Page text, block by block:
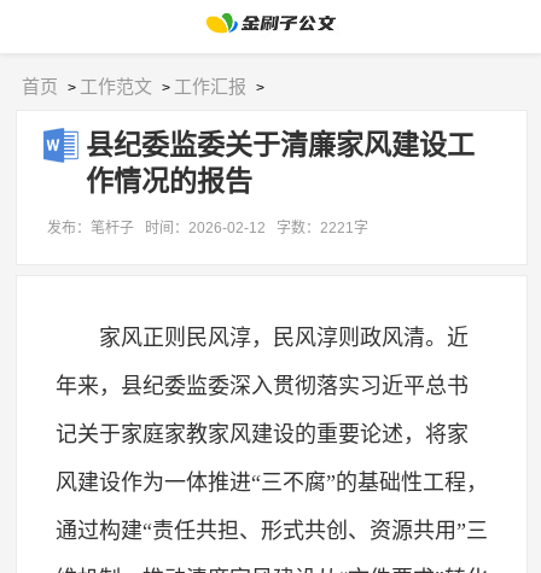
首页 > 工作范文 > 工作汇报 >
县纪委监委关于清廉家风建设工
作情况的报告
发布：笔杆子 时间：2026-02-12 字数：2221字
家风正则民风淳，民风淳则政风清。近
年来，县纪委监委深入贯彻落实习近平总书
记关于家庭家教家风建设的重要论述，将家
风建设作为一体推进“三不腐”的基础性工程，
通过构建“责任共担、形式共创、资源共用”三